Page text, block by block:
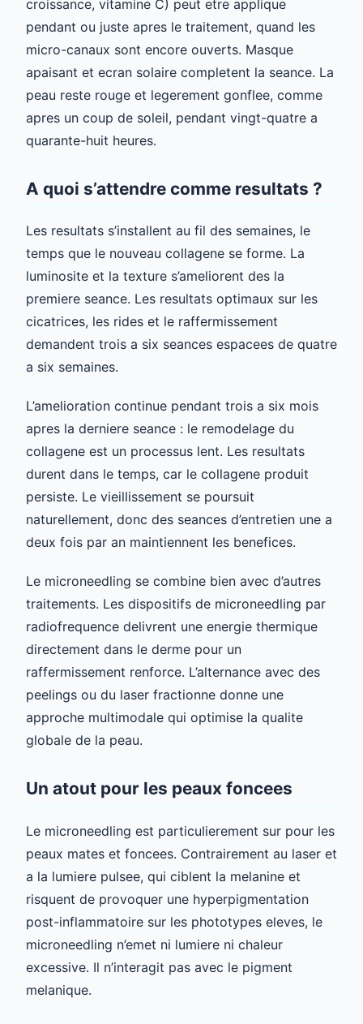
croissance, vitamine C) peut etre applique
pendant ou juste apres le traitement, quand les
micro-canaux sont encore ouverts. Masque
apaisant et ecran solaire completent la seance. La
peau reste rouge et legerement gonflee, comme
apres un coup de soleil, pendant vingt-quatre a
quarante-huit heures.
A quoi s’attendre comme resultats ?
Les resultats s’installent au fil des semaines, le
temps que le nouveau collagene se forme. La
luminosite et la texture s’ameliorent des la
premiere seance. Les resultats optimaux sur les
cicatrices, les rides et le raffermissement
demandent trois a six seances espacees de quatre
a six semaines.
L’amelioration continue pendant trois a six mois
apres la derniere seance : le remodelage du
collagene est un processus lent. Les resultats
durent dans le temps, car le collagene produit
persiste. Le vieillissement se poursuit
naturellement, donc des seances d’entretien une a
deux fois par an maintiennent les benefices.
Le microneedling se combine bien avec d’autres
traitements. Les dispositifs de microneedling par
radiofrequence delivrent une energie thermique
directement dans le derme pour un
raffermissement renforce. L’alternance avec des
peelings ou du laser fractionne donne une
approche multimodale qui optimise la qualite
globale de la peau.
Un atout pour les peaux foncees
Le microneedling est particulierement sur pour les
peaux mates et foncees. Contrairement au laser et
a la lumiere pulsee, qui ciblent la melanine et
risquent de provoquer une hyperpigmentation
post-inflammatoire sur les phototypes eleves, le
microneedling n’emet ni lumiere ni chaleur
excessive. Il n’interagit pas avec le pigment
melanique.